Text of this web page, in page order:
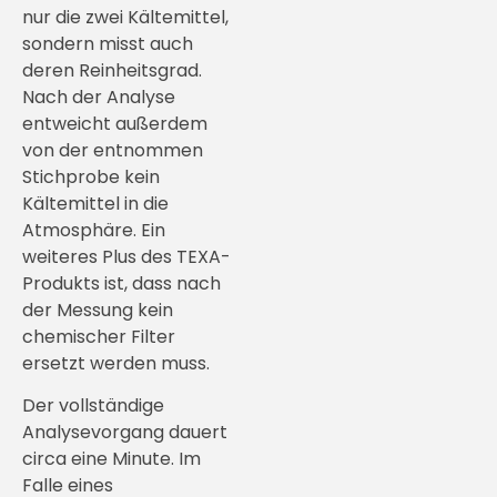
nur die zwei Kältemittel,
sondern misst auch
deren Reinheitsgrad.
Nach der Analyse
entweicht außerdem
von der entnommen
Stichprobe kein
Kältemittel in die
Atmosphäre. Ein
weiteres Plus des TEXA-
Produkts ist, dass nach
der Messung kein
chemischer Filter
ersetzt werden muss.
Der vollständige
Analysevorgang dauert
circa eine Minute. Im
Falle eines